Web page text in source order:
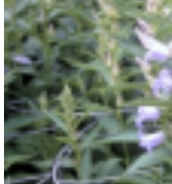
Campanula